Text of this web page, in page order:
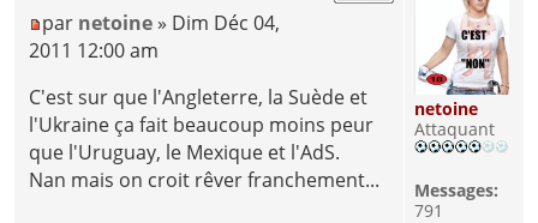
par netoine » Dim Déc 04,
2011 12:00 am
C'est sur que l'Angleterre, la Suède et
l'Ukraine ça fait beaucoup moins peur
que l'Uruguay, le Mexique et l'AdS.
Nan mais on croit rêver franchement...
netoine
Attaquant
Messages:
791